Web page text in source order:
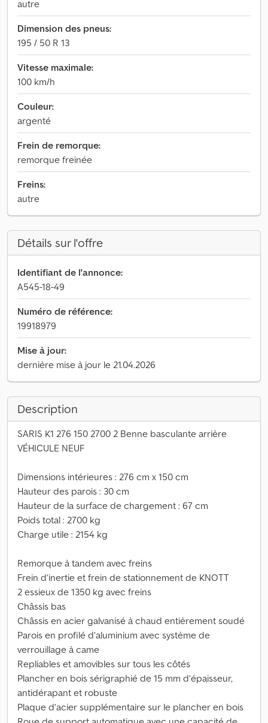
autre
Dimension des pneus:
195 / 50 R 13
Vitesse maximale:
100 km/h
Couleur:
argenté
Frein de remorque:
remorque freinée
Freins:
autre
Détails sur l'offre
Identifiant de l'annonce:
A545-18-49
Numéro de référence:
19918979
Mise à jour:
dernière mise à jour le 21.04.2026
Description
SARIS K1 276 150 2700 2 Benne basculante arrière
VÉHICULE NEUF
Dimensions intérieures : 276 cm x 150 cm
Hauteur des parois : 30 cm
Hauteur de la surface de chargement : 67 cm
Poids total : 2700 kg
Charge utile : 2154 kg
Remorque à tandem avec freins
Frein d’inertie et frein de stationnement de KNOTT
2 essieux de 1350 kg avec freins
Châssis bas
Châssis en acier galvanisé à chaud entièrement soudé
Parois en profilé d’aluminium avec système de
verrouillage à came
Repliables et amovibles sur tous les côtés
Plancher en bois sérigraphié de 15 mm d’épaisseur,
antidérapant et robuste
Plaque d’acier supplémentaire sur le plancher en bois